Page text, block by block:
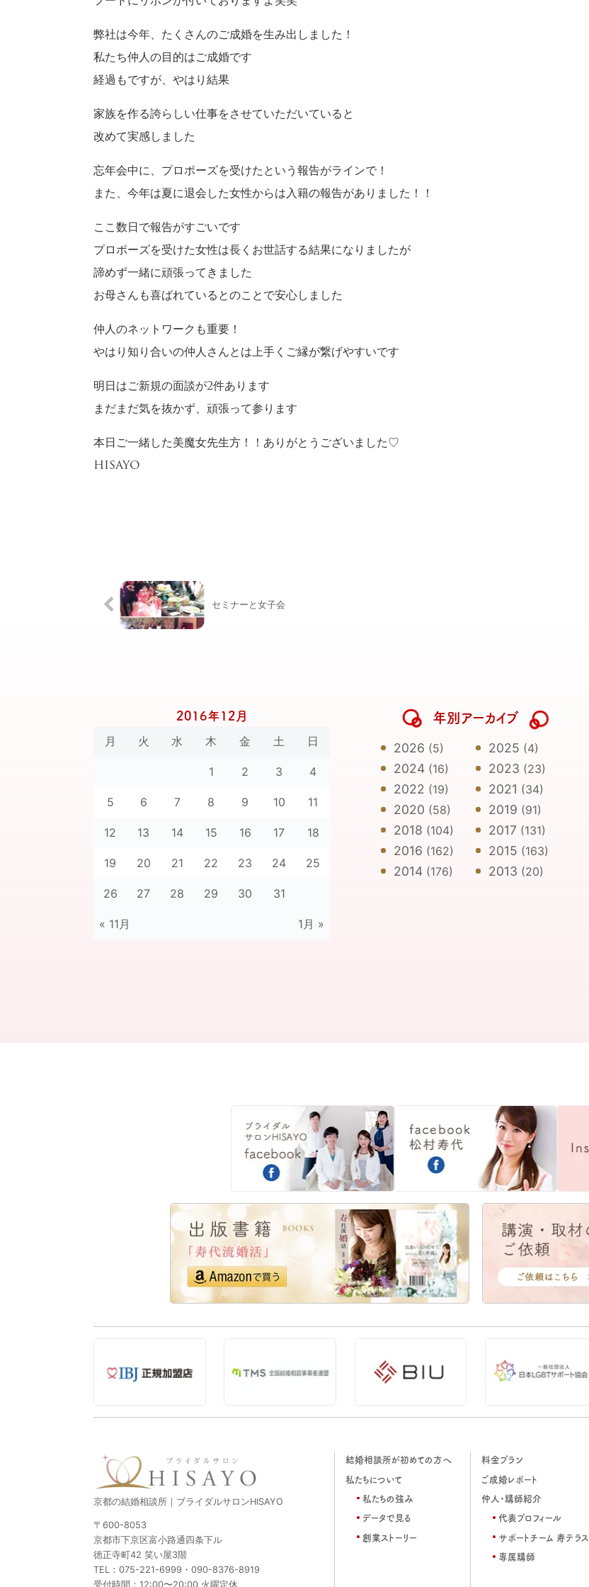
弊社は今年、たくさんのご成婚を生み出しました！
私たち仲人の目的はご成婚です
経過もですが、やはり結果
家族を作る誇らしい仕事をさせていただいていると
改めて実感しました
忘年会中に、プロポーズを受けたという報告がラインで！
また、今年は夏に退会した女性からは入籍の報告がありました！！
ここ数日で報告がすごいです
プロポーズを受けた女性は長くお世話する結果になりましたが
諦めず一緒に頑張ってきました
お母さんも喜ばれているとのことで安心しました
仲人のネットワークも重要！
やはり知り合いの仲人さんとは上手くご縁が繋げやすいです
明日はご新規の面談が2件あります
まだまだ気を抜かず、頑張って参ります
本日ご一緒した美魔女先生方！！ありがとうございました♡
HISAYO
セミナーと女子会
2016年12月
月 火 水 木 金 土 日
« 11月 1月 »
1 2 3 4
5 6 7 8 9 10 11
12 13 14 15 16 17 18
19 20 21 22 23 24 25
26 27 28 29 30 31
年別アーカイブ
2026 (5) 2025 (4)
2024(16) 2023 (23)
2022 (19) 2021 (34)
2020 (58) 2019 (91)
2018 (104) 2017 (131)
2016 (162) 2015 (163)
2014(176) 2013 (20)
京都の結婚相談所｜ブライダルサロンHISAYO
〒600-8053
京都市下京区富小路通四条下ル
徳正寺町42 笑い屋3階
TEL： 075-221-6999 ・ 090-8376-8919
受付時間：12:00〜20:00 火曜定休
結婚相談所が初めての方へ
私たちについて
私たちの強み
データで見る
創業ストーリー
料金プラン
ご成婚レポート
仲人・講師紹介
代表プロフィール
サポートチーム 寿テラス
専属講師